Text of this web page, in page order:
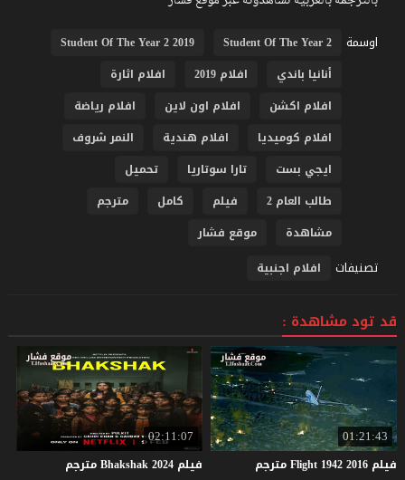
اوسمة
Student Of The Year 2
Student Of The Year 2 2019
أنانيا باندي
افلام 2019
افلام اثارة
افلام اكشن
افلام اون لاين
افلام رياضة
افلام كوميديا
افلام هندية
النمر شروف
ايجي بست
تارا سوتاريا
تحميل
طالب العام 2
فيلم كامل
مترجم
مشاهدة
موقع فشار
تصنيفات افلام اجنبية
قد تود مشاهدة :
01:21:43
فيلم Flight 19422016 مترجم
02:11:07
فيلم Bhakshak2024 مترجم